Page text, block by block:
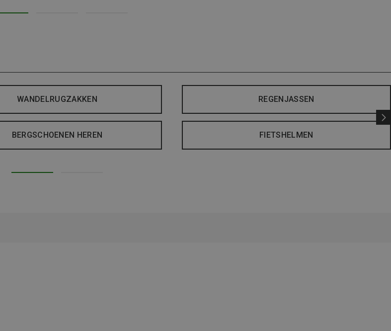
WANDELRUGZAKKEN REGENJASSEN
BERGSCHOENEN HEREN FIETSHELMEN